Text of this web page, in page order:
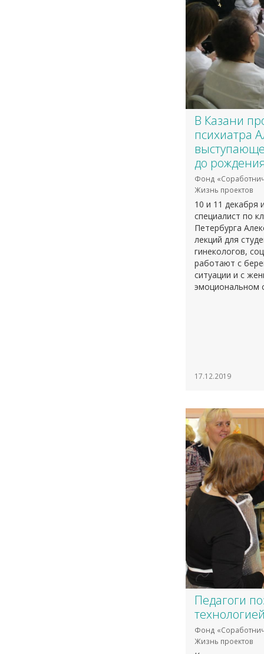
В Казани
психиатра
до
Фонд
Жизнь проектов
10 и 11 декабря
специалист по
Петербурга
лекций для
гинекологов,
работают с
ситуации и с
эмоциональном
17.12.2019
Педагоги
Фонд
Жизнь проектов